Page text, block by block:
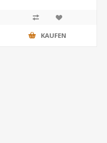
KAUFEN